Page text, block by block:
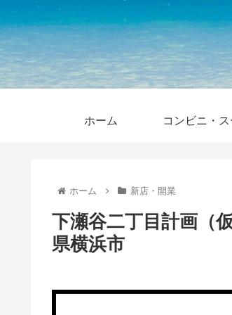
ホーム コンビニ・
ホーム 新店・開業
下瀬谷二丁目計画（
県横浜市